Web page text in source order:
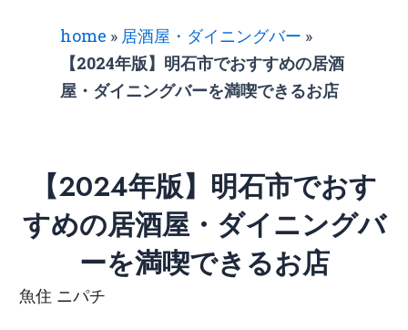
home » 居酒屋・ダイニングバー »
【2024年版】明石市でおすすめの居酒
屋・ダイニングバーを満喫できるお店
【2024年版】明石市でおす
すめの居酒屋・ダイニングバ
ーを満喫できるお店
魚住 ニパチ